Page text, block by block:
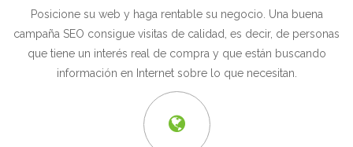
Posicione su web y haga rentable su negocio. Una buena
campaña SEO consigue visitas de calidad, es decir, de personas
que tiene un interés real de compra y que están buscando
información en Internet sobre lo que necesitan.